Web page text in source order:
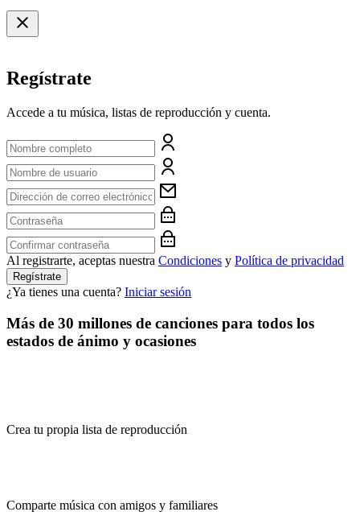
Regístrate
Accede a tu música, listas de reproducción y cuenta.
Al registrarte, aceptas nuestra Condiciones y Política de privacidad
Regístrate
¿Ya tienes una cuenta? Iniciar sesión
Más de 30 millones de canciones para todos los
estados de ánimo y ocasiones
Crea tu propia lista de reproducción
Comparte música con amigos y familiares